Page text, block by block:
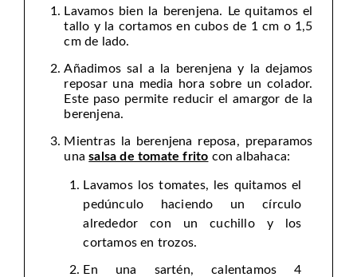
Lavamos bien la berenjena. Le quitamos el
tallo y la cortamos en cubos de 1 cm o 1,5
cm de lado.
Añadimos sal a la berenjena y la dejamos
reposar una media hora sobre un colador.
Este paso permite reducir el amargor de la
berenjena.
Mientras la berenjena reposa, preparamos
unasalsa de tomate frito con albahaca:
Lavamos los tomates, les quitamos el
pedúnculo haciendo un círculo
alrededor con un cuchillo y los
cortamos en trozos.
En una sartén, calentamos 4